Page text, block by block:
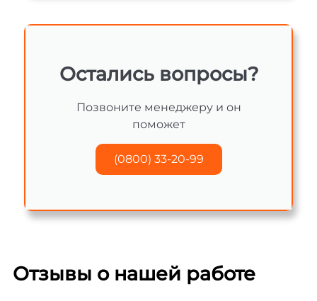
Остались вопросы?
Позвоните менеджеру и он
поможет
(0800) 33-20-99
Отзывы о нашей работе